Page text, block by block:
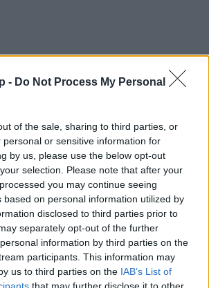
- Do Not Process My Personal
of the sale, sharing to third parties, or
personal or sensitive information for
by us, please use the below opt-out
selection. Please note that after your
you may continue seeing
based on personal information utilized by
disclosed to third parties prior to
separately opt-out of the further
information by third parties on the
participants. This information may
us to third parties on the IAB’s List of
that may further disclose it to other